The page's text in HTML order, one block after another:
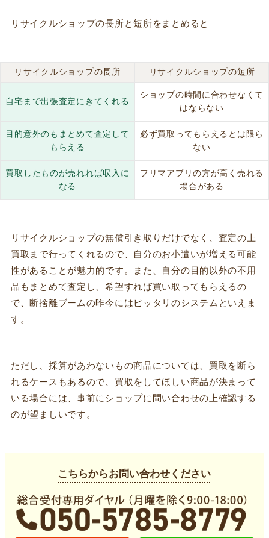
リサイクルショップの長所と短所をまとめると
リサイクルショップの長所 リサイクルショップの短所
自宅まで出張査定にきてくれる
ショップの時間に合わせなくて
はならない
目的意外のもまとめて査定して
もらえる
必ず買取ってもらえるとは限ら
ない
買取したものが売れれば収入に
なる
フリマアプリの方が高く売れる
場合がある
リサイクルショップの無償引き取りだけでなく、査定の上
買取まで行ってくれるので、自分のお小遣いが増える可能
性があることが魅力的です。また、自分の目的以外の不用
品もまとめて査定し、希望すれば買い取ってもらえるの
で、断捨離ブームの昨今にはピッタリのシステムといえま
す。
ただし、採算があわないもの商品については、買取を断ら
れるケースもあるので、買取をしてほしい商品が決まって
いる場合には、事前にショップに問い合わせの上確認する
のが望ましいです。
こちらからお問い合わせください